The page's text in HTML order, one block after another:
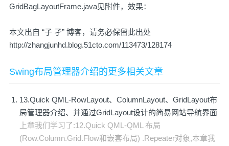
GridBagLayoutFrame.java见附件，效果：
本文出自 “子 孑” 博客，请务必保留此出处
http://zhangjunhd.blog.51cto.com/113473/128174
Swing布局管理器介绍的更多相关文章
13.Quick QML-RowLayout、ColumnLayout、GridLayout布
局管理器介绍、并通过GridLayout设计的简易网站导航界面
上章我们学习了:12.Quick QML-QML 布局
(Row.Column.Grid.Flow和嵌套布局) .Repeater对象,本章我